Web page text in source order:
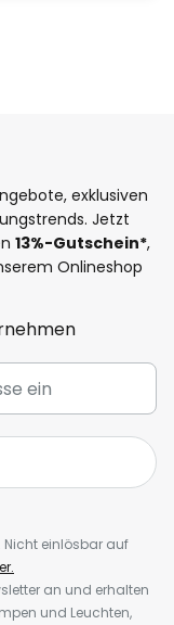
exklusiven
Jetzt
13%-Gutschein*,
Onlineshop
Nicht einlösbar auf
an und erhalten
und Leuchten,